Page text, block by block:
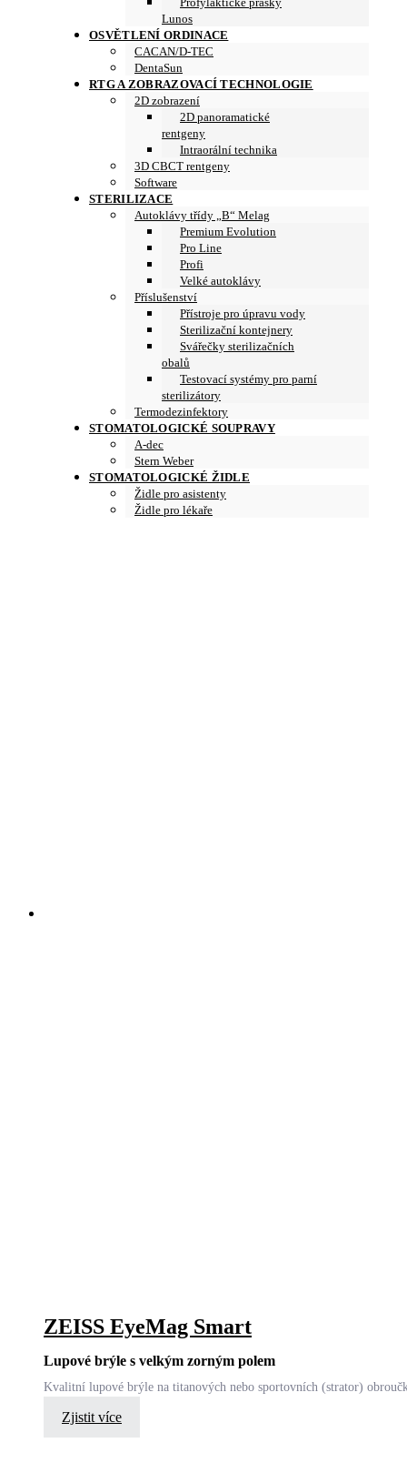
Lunos
OSVĚTLENÍ ORDINACE
CACAN/D-TEC
DentaSun
RTG A ZOBRAZOVACÍ TECHNOLOGIE
2D zobrazení
2D panoramatické
rentgeny
Intraorální technika
3D CBCT rentgeny
Software
STERILIZACE
Autoklávy třídy „B“ Melag
Premium Evolution
Pro Line
Profi
Velké autoklávy
Příslušenství
Přístroje pro úpravu vody
Sterilizační kontejnery
Svářečky sterilizačních
obalů
Testovací systémy pro parní
sterilizátory
Termodezinfektory
STOMATOLOGICKÉ SOUPRAVY
A-dec
Stern Weber
STOMATOLOGICKÉ ŽIDLE
Židle pro asistenty
Židle pro lékaře
ZEISS EyeMag Smart
Lupové brýle s velkým zorným polem
Kvalitní lupové brýle na titanových nebo sportovních (strator)
Zjistit více